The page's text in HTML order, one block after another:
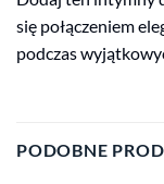
się połączeniem
podczas
PODOBNE